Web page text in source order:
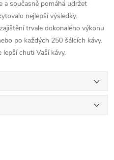
a současně pomáhá udržet
nejlepší výsledky.
trvale dokonalého výkonu
po každých 250 šálcích kávy.
chuti Vaší kávy.